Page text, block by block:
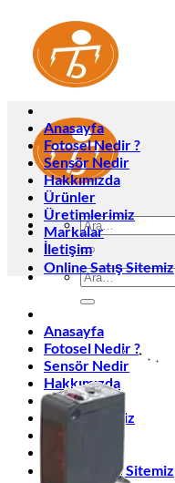
Ara:
Ara:
Anasayfa
Fotosel Nedir ?
Sensör Nedir
Hakkımızda
Ürünler
Üretimlerimiz
Online Satış Sitemiz
Anasayfa
Fotosel Nedir ?
Sensör Nedir
Hakkımızda
Ürünler
Üretimlerimiz
Markalar
İletişim
Online Satış Sitemiz